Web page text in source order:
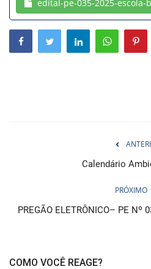
Webmail
Contato
edital-pe-035-2025-
Calendário
PRÓXIMO
PREGÃO ELETRÔNICO– PE Nº
COMO VOCÊ REAGE?